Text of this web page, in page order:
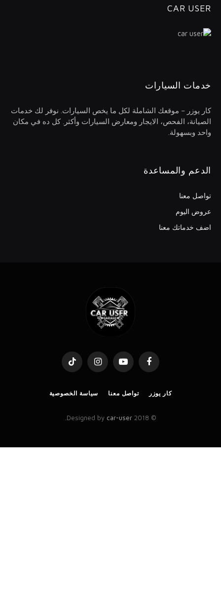
CAR USER
خدمات السيارات
كار يوزر – موقعك الشاملة لكل ما يخص السيارات. نوفر لك خدمات
الصيانة، الفحص، الايجار ومعارض السيارات وأكثر. كل ده في مكان
واحد وبسهولة.
الدعم والمساعدة
تواصل معنا
عروض اليوم
اضف خدماتك معنا
Facebook
YouTube
Instagram
TikTok
كار يوزر تواصل معنا سياسة الخصوصية
© 2018 Designed by
car-user